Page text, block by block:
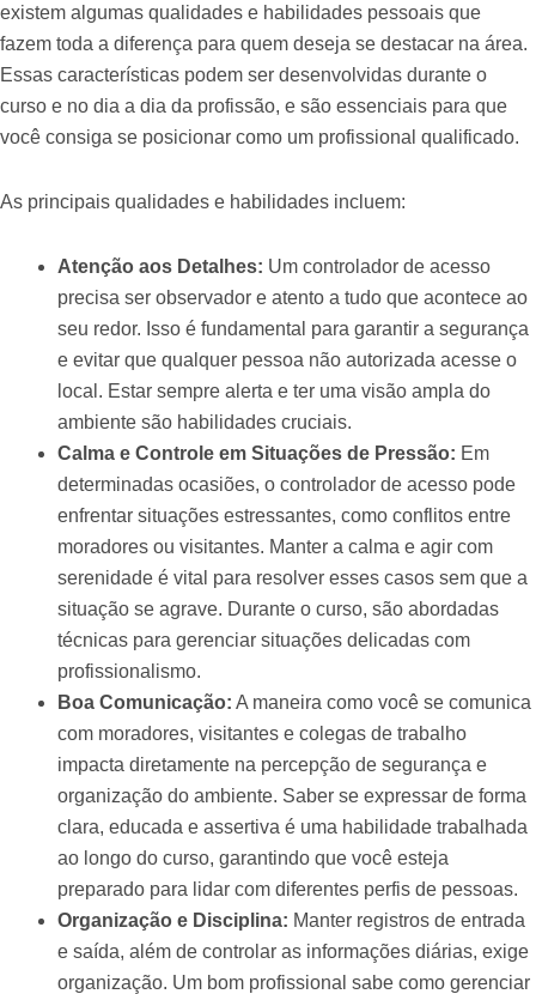
existem algumas qualidades e habilidades pessoais que
fazem toda a diferença para quem deseja se destacar na área.
Essas características podem ser desenvolvidas durante o
curso e no dia a dia da profissão, e são essenciais para que
você consiga se posicionar como um profissional qualificado.
As principais qualidades e habilidades incluem:
Atenção aos Detalhes: Um controlador de acesso
precisa ser observador e atento a tudo que acontece ao
seu redor. Isso é fundamental para garantir a segurança
e evitar que qualquer pessoa não autorizada acesse o
local. Estar sempre alerta e ter uma visão ampla do
ambiente são habilidades cruciais.
Calma e Controle em Situações de Pressão: Em
determinadas ocasiões, o controlador de acesso pode
enfrentar situações estressantes, como conflitos entre
moradores ou visitantes. Manter a calma e agir com
serenidade é vital para resolver esses casos sem que a
situação se agrave. Durante o curso, são abordadas
técnicas para gerenciar situações delicadas com
profissionalismo.
Boa Comunicação: A maneira como você se comunica
com moradores, visitantes e colegas de trabalho
impacta diretamente na percepção de segurança e
organização do ambiente. Saber se expressar de forma
clara, educada e assertiva é uma habilidade trabalhada
ao longo do curso, garantindo que você esteja
preparado para lidar com diferentes perfis de pessoas.
Organização e Disciplina: Manter registros de entrada
e saída, além de controlar as informações diárias, exige
organização. Um bom profissional sabe como gerenciar